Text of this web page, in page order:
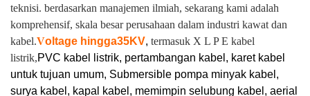
teknisi. berdasarkan manajemen ilmiah, sekarang kami adalah
komprehensif, skala besar perusahaan dalam industri kawat dan
kabel.Voltage hingga35KV, termasuk X L P E kabel
listrik,PVC kabel listrik, pertambangan kabel, karet kabel
untuk tujuan umum, Submersible pompa minyak kabel,
surya kabel, kapal kabel, memimpin selubung kabel, aerial